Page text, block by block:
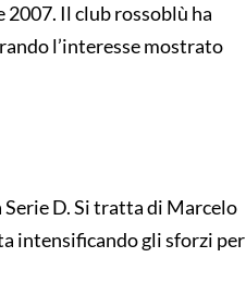
2007. Il club rossoblù ha
l’interesse mostrato
D. Si tratta di Marcelo
intensificando gli sforzi per